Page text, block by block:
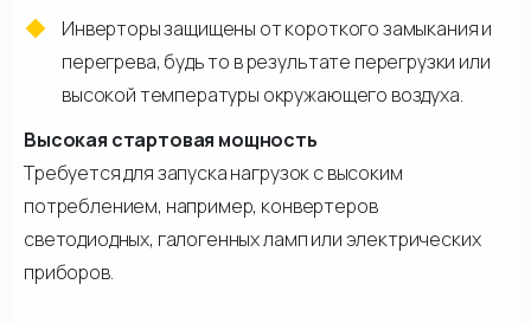
Инверторы защищены от короткого замыкания и
перегрева, будь то в результате перегрузки или
высокой температуры окружающего воздуха.
Высокая стартовая мощность
Требуется для запуска нагрузок с высоким
потреблением, например, конвертеров
светодиодных, галогенных ламп или электрических
приборов.